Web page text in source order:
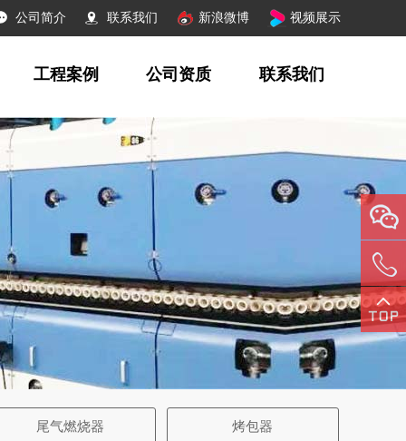
公司简介 联系我们 新浪微博 视频展示
工程案例 公司资质 联系我们
尾气燃烧器 烤包器